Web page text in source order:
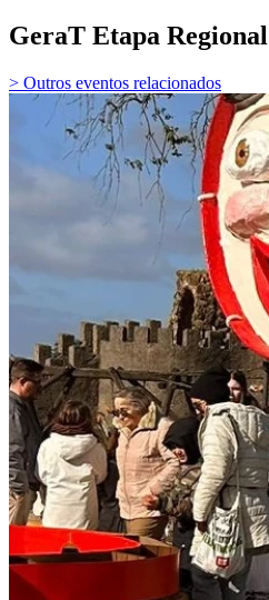
GeraT Etapa Regional
> Outros eventos relacionados